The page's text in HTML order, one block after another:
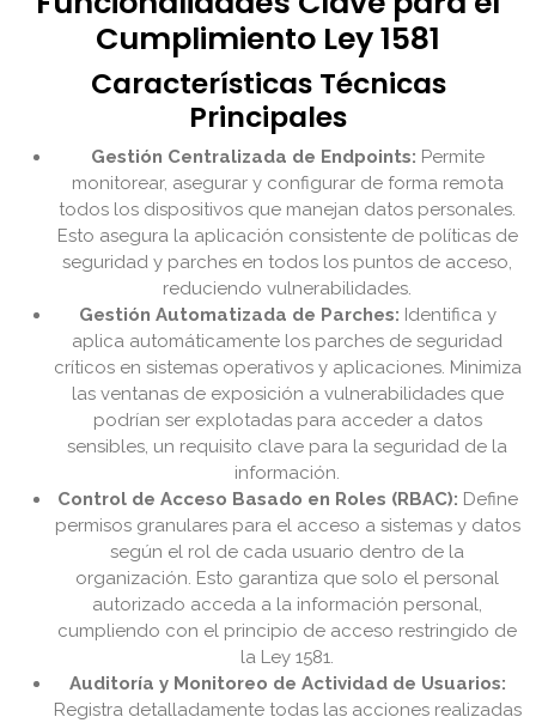
Cumplimiento Ley 1581
Características Técnicas
Principales
Gestión Centralizada de Endpoints: Permite
monitorear, asegurar y configurar de forma remota
todos los dispositivos que manejan datos personales.
Esto asegura la aplicación consistente de políticas de
seguridad y parches en todos los puntos de acceso,
reduciendo vulnerabilidades.
Gestión Automatizada de Parches: Identifica y
aplica automáticamente los parches de seguridad
críticos en sistemas operativos y aplicaciones. Minimiza
las ventanas de exposición a vulnerabilidades que
podrían ser explotadas para acceder a datos
sensibles, un requisito clave para la seguridad de la
información.
Control de Acceso Basado en Roles (RBAC): Define
permisos granulares para el acceso a sistemas y datos
según el rol de cada usuario dentro de la
organización. Esto garantiza que solo el personal
autorizado acceda a la información personal,
cumpliendo con el principio de acceso restringido de
la Ley 1581.
Auditoría y Monitoreo de Actividad de Usuarios:
Registra detalladamente todas las acciones realizadas